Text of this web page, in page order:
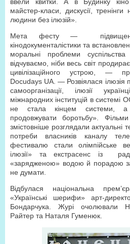
майстер-класи, дискусії,
людини без ілюзій».
Мета фесту — підвищення
кінодокументалістики та
моральні проблеми
відчуваємо, ніби весь світ
цивілізаційного устрою, —
Docudays UA. — Розвіялася ілюзія
самоорганізації, ілюзії
міжнародних інституцій в
не стала кінцем системи, а
продовжувати боротьбу».
змістовніше розглядали актуальні
потреби власників каналу
фестивалю стали олімпійське
ілюзії» та екстрасенс із
«зарядженою» водою й порадою
не думати.
Відбулася національна
«Українські шерифи» арт-
Бондарчука. Журі очолювали
Райтер та Наталя Гуменюк.